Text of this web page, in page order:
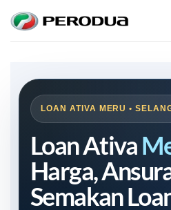
content
LOAN ATIVA MERU •
Loan Ativa
Harga,
Semakan